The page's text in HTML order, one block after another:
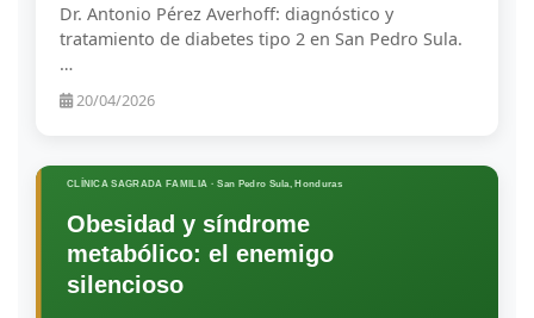
Dr. Antonio Pérez Averhoff: diagnóstico y
tratamiento de diabetes tipo 2 en San Pedro Sula.
…
20/04/2026